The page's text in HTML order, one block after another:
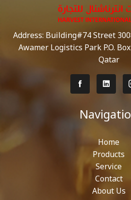
Address: Building#74 Street
Awamer Logistics Park P.O.
Qatar
Home
Products
Service
Contact
About Us